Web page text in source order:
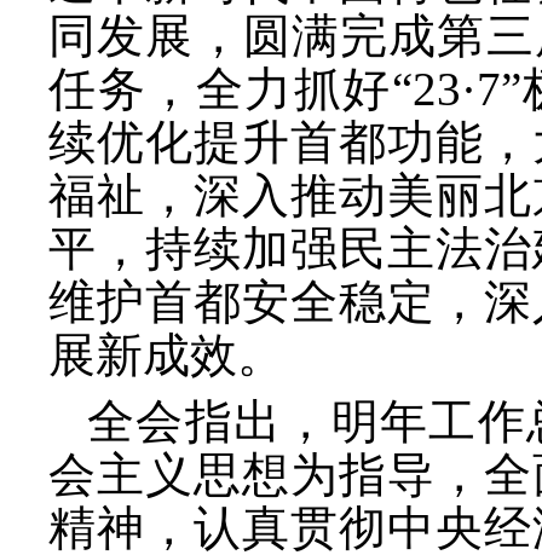
同发展，圆满完成第
任务，全力抓好
续优化提升首都功能
福祉，深入推动美丽
平，持续加强民主法
维护首都安全稳定，
展新成效。
全会指出，明年工
会主义思想为指导，
精神，认真贯彻中央